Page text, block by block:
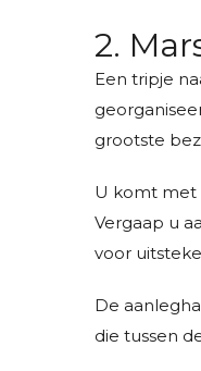
2.
Een tripje
grootste
U komt met
Vergaap u
voor
De
die tussen